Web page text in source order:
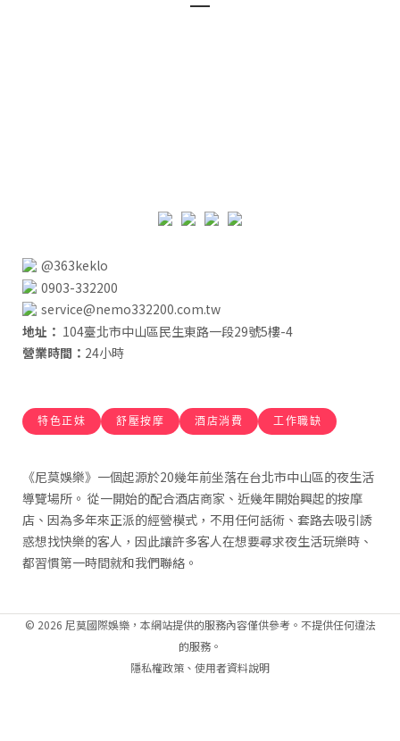
@363keklo
0903-332200
service@nemo332200.com.tw
地址： 104臺北市中山區民生東路一段29號5樓-4
營業時間： 24小時
特色正妹 舒壓按摩 酒店消費 工作職缺
《尼莫娛樂》一個起源於20幾年前坐落在台北市中山區的夜生活
導覽場所。 從一開始的配合酒店商家、近幾年開始興起的按摩
店、因為多年來正派的經營模式，不用任何話術、套路去吸引誘
惑想找快樂的客人，因此讓許多客人在想要尋求夜生活玩樂時、
都習慣第一時間就和我們聯絡。
© 2026 尼莫國際娛樂，本網站提供的服務內容僅供參考。不提供任何違法
的服務。
隱私權政策 、 使用者資料說明